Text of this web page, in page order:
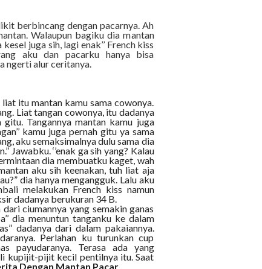
berbincang dengan pacarnya. Ah
Walaupun bagiku dia mantan
juga sih, lagi enak’’ French kiss
aku dan pacarku hanya bisa
ngerti alur ceritanya.
liat itu mantan kamu sama cowonya.
Liat tangan cowonya, itu dadanya
gitu. Tangannya mantan kamu juga
kamu juga pernah gitu ya sama
aku semaksimalnya dulu sama dia
Jawabku. ‘’enak ga sih yang? Kalau
dia membuatku kaget, wah
aku sih keenakan, tuh liat aja
dia hanya mengangguk. Lalu aku
melakukan French kiss namun
dadanya berukuran 34 B.
ciumannya yang semakin ganas
dia menuntun tanganku ke dalam
dadanya dari dalam pakaiannya.
Perlahan ku turunkan cup
payudaranya. Terasa ada yang
kupijit-pijit kecil pentilnya itu. Saat
Dengan Mantan Pacar